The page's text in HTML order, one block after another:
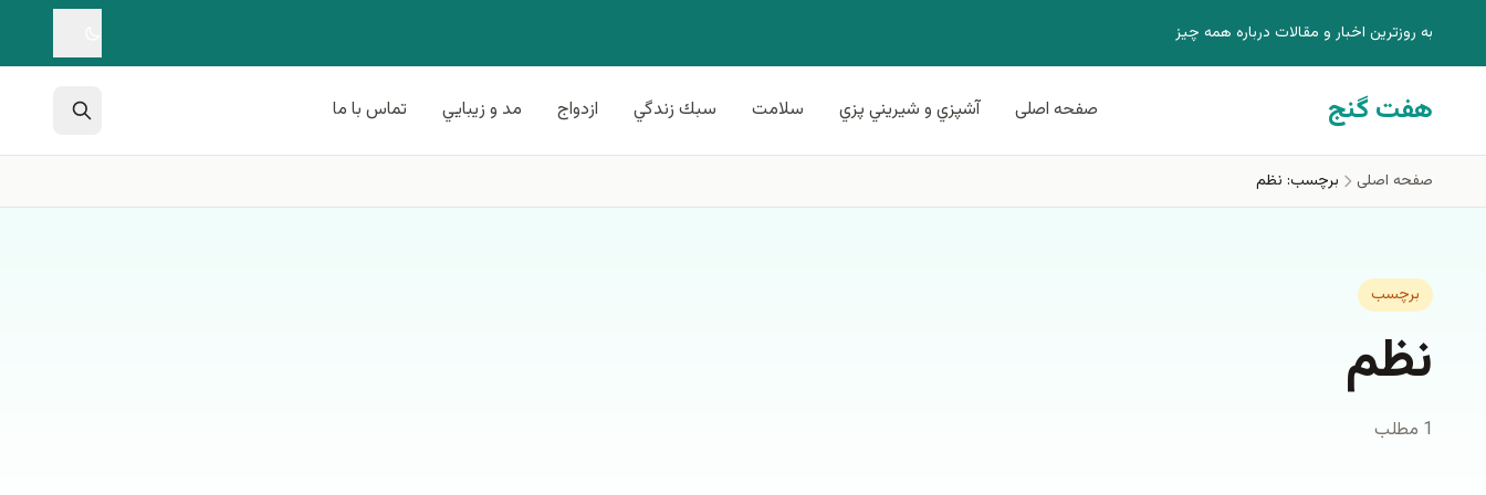
به روزترين اخبار و مقالات درباره همه چيز
هفت گنج صفحه اصلی آشپزي و شيريني پزي سلامت سبك زندگي ازدواج مد و زيبايي تماس با ما
صفحه اصلی برچسب: نظم
برچسب
نظم
1 مطلب